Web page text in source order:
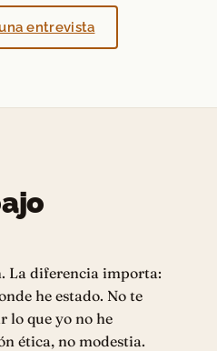
entrevista
La diferencia importa:
he estado. No te
lo que yo no he
ética, no modestia.